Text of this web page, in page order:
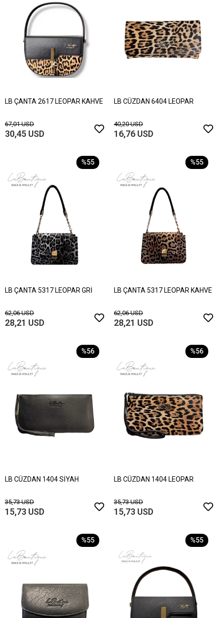
LB ÇANTA 2617 LEOPAR KAHVE
67,01 USD
30,45 USD
LB CÜZDAN 6404 LEOPAR
40,20 USD
16,76 USD
%55
LB ÇANTA 5317 LEOPAR GRİ
62,06 USD
28,21 USD
%55
LB ÇANTA 5317 LEOPAR KAHVE
62,06 USD
28,21 USD
%56
LB CÜZDAN 1404 SİYAH
35,73 USD
15,73 USD
%56
LB CÜZDAN 1404 LEOPAR
35,73 USD
15,73 USD
%55 %55